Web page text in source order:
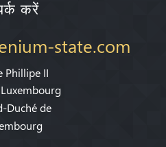
करें
state.com
Phillipe II
Duché de